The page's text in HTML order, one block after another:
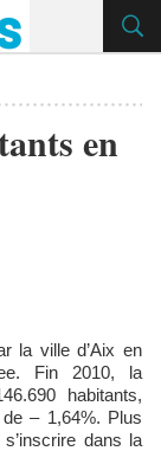
en
la ville d’Aix en
Fin 2010, la
habitants,
– 1,64%. Plus
dans la